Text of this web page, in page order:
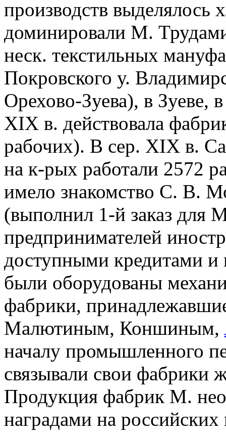
производств выделялось
доминировали М.
неск. текстильных
Покровского у.
Орехово-Зуева), в Зуеве,
XIX в. действовала
рабочих). В сер. ХIХ в.
на к-рых работали 2572
имело знакомство С. В.
(выполнил 1-й заказ для
предпринимателей
доступными кредитами
были оборудованы
фабрики,
Малютиным, Коншиным,
началу промышленного
связывали свои фабрики
Продукция фабрик М.
наградами на